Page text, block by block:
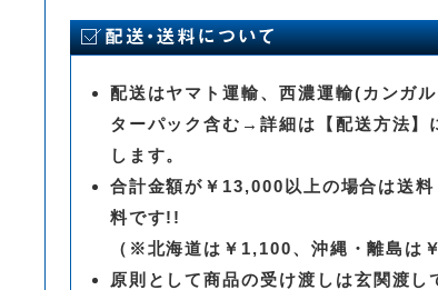
配送はヤマト運輸、西濃運輸(カンガ
ターパック含む→詳細は【配送方法】
します。
合計金額が￥13,000以上の場合は送
料です!!
（※北海道は￥1,100、沖縄・離島は
原則として商品の受け渡しは玄関渡し